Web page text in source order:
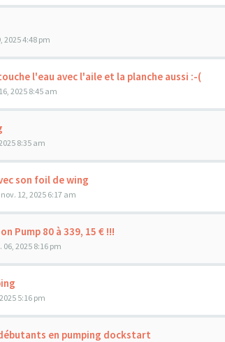
2025 4:48 pm
l'eau avec l'aile et la planche aussi :-(
2025 8:45 am
8:35 am
son foil de wing
12, 2025 6:17 am
Pump 80 à 339, 15 € !!!
06, 2025 8:16 pm
5:16 pm
en pumping dockstart